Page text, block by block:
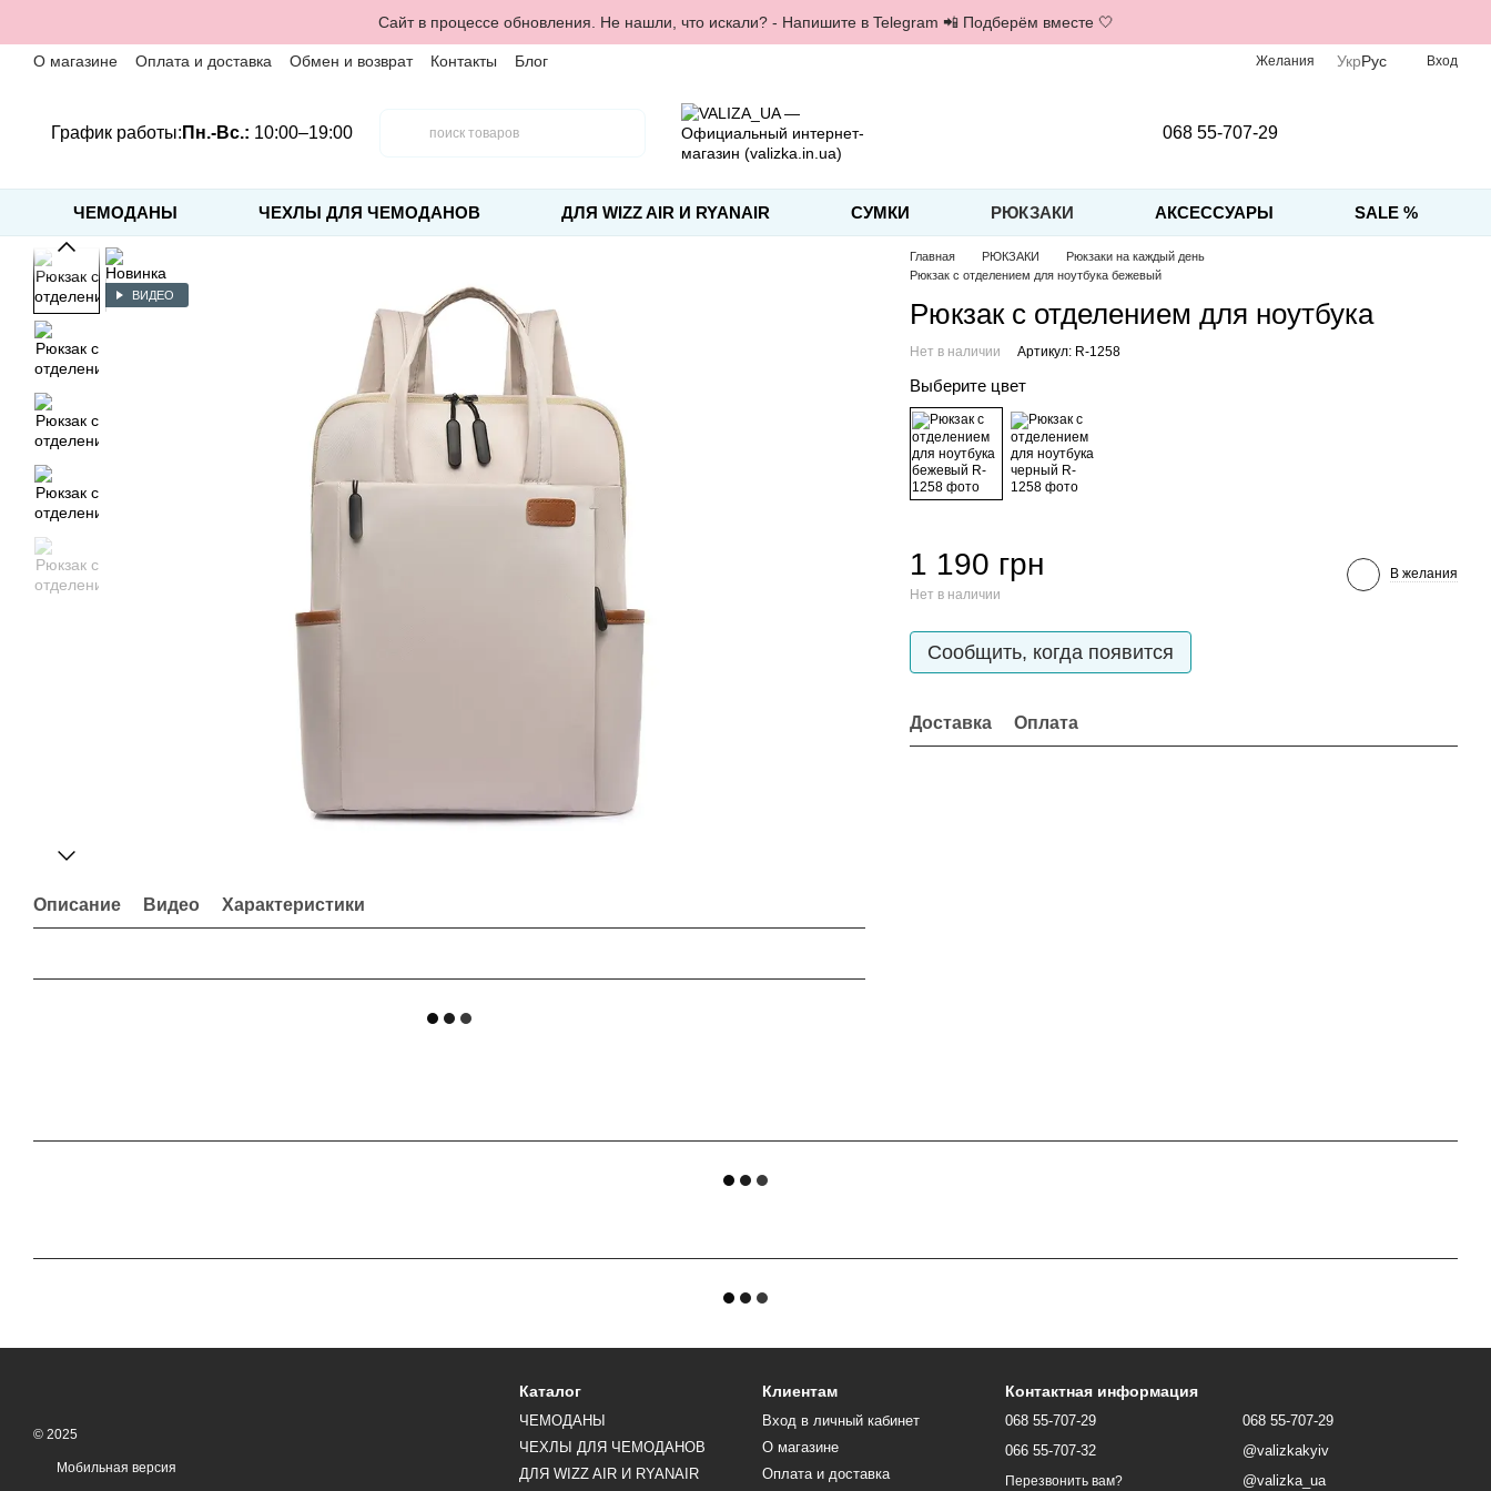
Сайт в процессе обновления. Не нашли, что искали? - Напишите в Telegram 📲 Подберём вместе 🤍
О магазине Оплата и доставка Обмен и возврат Контакты Блог Желания УкрРус Вход
График работы: Пн.-Вс.: 10:00–19:00 068 55-707-29
ЧЕМОДАНЫ ЧЕХЛЫ ДЛЯ ЧЕМОДАНОВ ДЛЯ WIZZ AIR И RYANAIR СУМКИ РЮКЗАКИ АКСЕССУАРЫ SALE %
ВИДЕО
Описание Видео Характеристики
Главная РЮКЗАКИ
Рюкзаки на каждый день
Рюкзак с отделением для ноутбука бежевый
Рюкзак с отделением для ноутбука
Нет в наличии Артикул: R-1258
Выберите цвет
1 190 грн
Нет в наличии
В желания
Сообщить, когда появится
Доставка Оплата
© 2025
Мобильная версия
Каталог
ЧЕМОДАНЫ
ЧЕХЛЫ ДЛЯ ЧЕМОДАНОВ
ДЛЯ WIZZ AIR И RYANAIR
Клиентам
Вход в личный кабинет
О магазине
Оплата и доставка
Контактная информация
068 55-707-29
066 55-707-32
Перезвонить вам?
068 55-707-29
@valizkakyiv
@valizka_ua